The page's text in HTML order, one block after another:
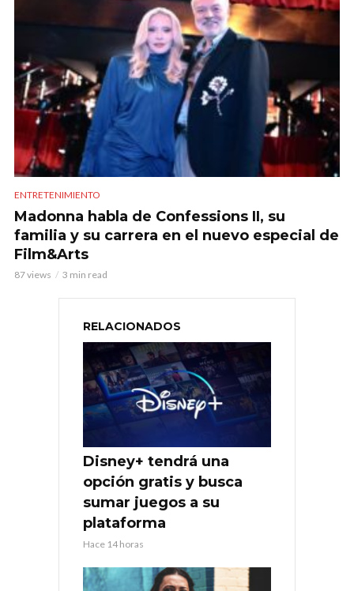
ENTRETENIMIENTO
Madonna habla de Confessions II, su
familia y su carrera en el nuevo especial de
Film&Arts
87 views 3 min read
RELACIONADOS
Disney+ tendrá una
opción gratis y busca
sumar juegos a su
plataforma
Hace 14 horas